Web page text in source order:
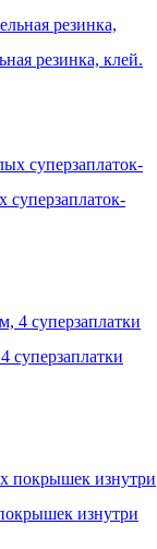
резинка, клей.
суперзаплатки
изнутри